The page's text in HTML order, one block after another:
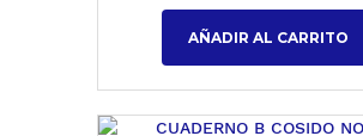
AÑADIR AL CARRITO